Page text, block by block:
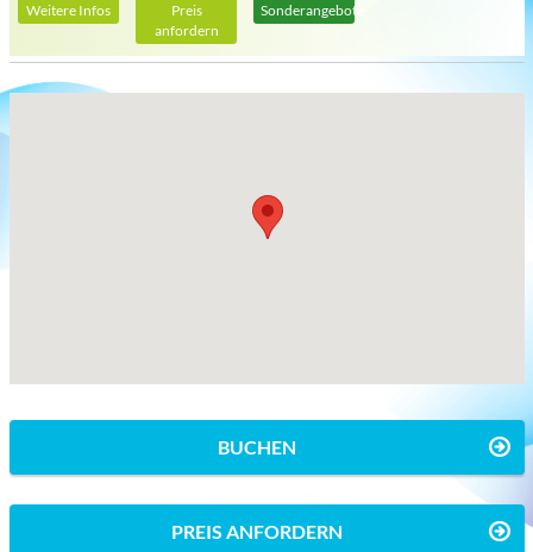
Weitere Infos
Preis
anfordern
Sonderangebote
BUCHEN
PREIS ANFORDERN